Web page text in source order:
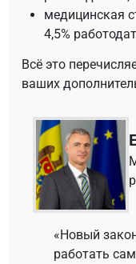
медицинская
4,5%
Всё это
ваших
«Новый
работать